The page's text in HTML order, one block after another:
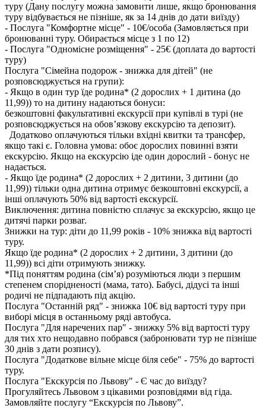
туру (Дану послугу можна замовити лише, якщо бронювання
туру відбувається не пізніше, як за 14 днів до дати виїзду)
- Послуга "Комфортне місце" - 10€/особа (Замовляється при
бронюванні туру. Обирається місце з 1 по 12)
- Послуга "Одномісне розміщення" - 25€ (доплата до вартості
туру)
Послуга "Сімейна подорож - знижка для дітей" (не
розповсюджується на групи):
- Якщо в один тур їде родина* (2 дорослих + 1 дитина (до
11,99)) то на дитину надаються бонуси:
безкоштовні факультативні екскурсії при купівлі в турі (не
розповсюджується на обов’язкову екскурсію та депозит).
Додатково оплачуються тільки вхідні квитки та трансфер,
якщо такі є. Головна умова: обоє дорослих повинні взяти
екскурсію. Якщо на екскурсію іде один дорослий - бонус не
надається.
- Якщо їде родина* (2 дорослих + 2 дитини, 3 дитини (до
11,99)) тільки одна дитина отримує безкоштовні екскурсії, а
інші оплачують 50% від вартості екскурсії.
Виключення: дитина повністю сплачує за екскурсію, якщо це
дитячі парки розваг.
Знижки на тур: діти до 11,99 років - 10% знижка від вартості
туру.
Якщо їде родина* (2 дорослих + 2 дитини, 3 дитини (до
11,99)) всі діти отримують знижку.
*Під поняттям родина (сім’я) розуміються люди з першим
степенем спорідненості (мама, тато). Бабусі, дідусі та інші
родичі не підпадають під акцію.
Послуга "Останній ряд" - знижка 10€ від вартості туру при
виборі місця в останньому ряді автобуса.
Послуга "Для наречених пар" - знижку 5% від вартості туру
для тих хто нещодавно побрався (забронювати тур не пізніше
30 днів з дати розпису).
Послуга "Додаткове вільне місце біля себе" - 75% до вартості
туру.
Послуга "Екскурсія по Львову" - Є час до виїзду?
Прогуляйтесь Львовом з цікавими розповідями від гіда.
Замовляйте послугу “Екскурсія по Львову”.